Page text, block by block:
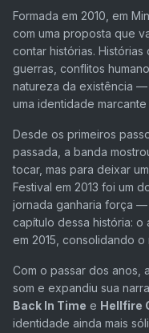
Formada em 2010, em
com uma proposta que
contar histórias.
guerras, conflitos
natureza da existência
uma identidade
Desde os primeiros
passada, a banda
tocar, mas para deixar
Festival em 2013 foi um
jornada ganharia força
capítulo dessa história: o
em 2015, consolidando o
Com o passar dos anos,
som e expandiu sua
Back In Time e Hellfire
identidade ainda mais